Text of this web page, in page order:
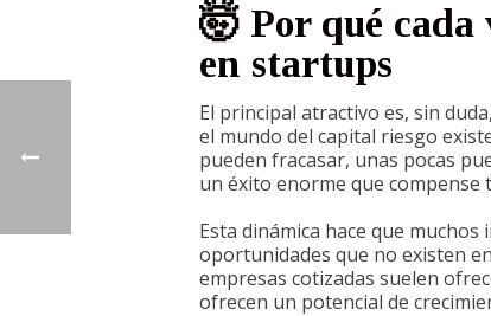
🤯 Por qué
en startups
El principal atractivo es, sin
el mundo del capital riesgo
pueden fracasar, unas pocas
un éxito enorme que compense
Esta dinámica hace que
oportunidades que no existen
empresas cotizadas suelen
ofrecen un potencial de